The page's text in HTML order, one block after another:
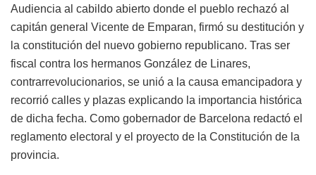
Audiencia al cabildo abierto donde el pueblo rechazó al
capitán general Vicente de Emparan, firmó su destitución y
la constitución del nuevo gobierno republicano. Tras ser
fiscal contra los hermanos González de Linares,
contrarrevolucionarios, se unió a la causa emancipadora y
recorrió calles y plazas explicando la importancia histórica
de dicha fecha. Como gobernador de Barcelona redactó el
reglamento electoral y el proyecto de la Constitución de la
provincia.